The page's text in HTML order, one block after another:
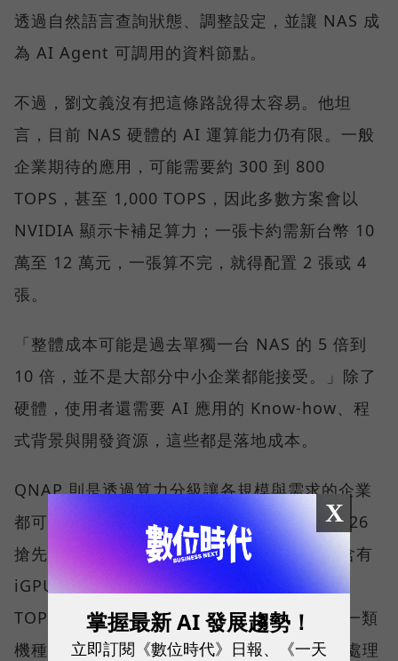
透過自然語言查詢狀態、調整設定，並讓 NAS 成
為 AI Agent 可調用的資料節點。
不過，劉文義沒有把這條路說得太容易。他坦
言，目前 NAS 硬體的 AI 運算能力仍有限。一般
企業期待的應用，可能需要約 300 到 800
TOPS，甚至 1,000 TOPS，因此多數方案會以
NVIDIA 顯示卡補足算力；一張卡約需新台幣 10
萬至 12 萬元，一張算不完，就得配置 2 張或 4
張。
「整體成本可能是過去單獨一台 NAS 的 5 倍到
10 倍，並不是大部分中小企業都能接受。」除了
硬體，使用者還需要 AI 應用的 Know-how、程
式背景與開發資源，這些都是落地成本。
QNAP 則是透過算力分級讓各規模與需求的企業
都可以有適合的解決方案。在 Computex 2026
搶先亮相的 QNAP AI NAS 中，一類是採用含有
iGPU 與專屬 NPU 的處理器平台，以一百多
TOPS 的範圍，可順暢使用 AI 應用程式；另一類
機種則可安裝 1 張或 2 張 NVIDIA 顯示卡，處理
X
掌握最新 AI 發展趨勢！
立即訂閱《數位時代》日報、《一天